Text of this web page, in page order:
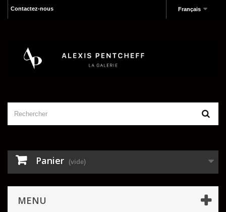
Français
Contactez-nous
Panier (vide)
MENU